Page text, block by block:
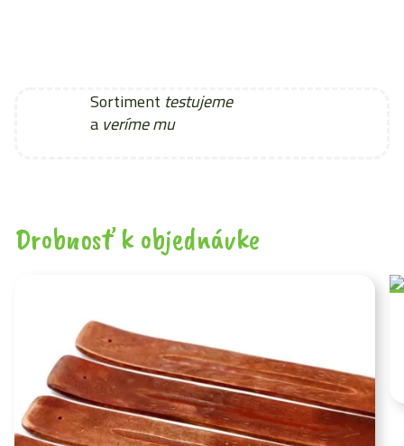
Sortiment testujeme
averíme mu
Drobnosť k objednávke